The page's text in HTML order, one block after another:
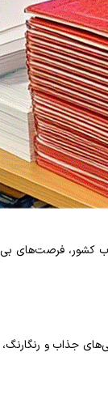
کشور، فرصت‌های
جذاب و